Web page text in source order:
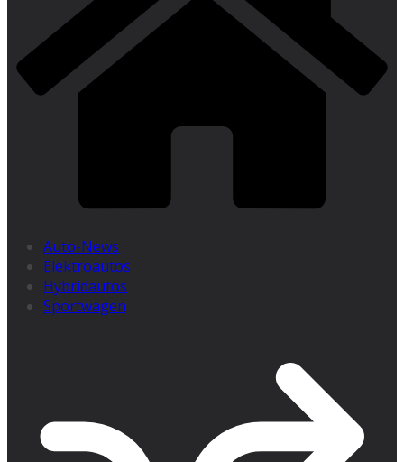
Auto-News
Elektroautos
Hybridautos
Sportwagen